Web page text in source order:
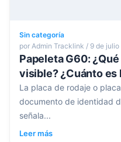
Sin categoría
por Admin Tracklink / 9 de
Papeleta G60:
visible? ¿Cuánto es
La placa de rodaje o
documento de identidad
señala...
Leer más